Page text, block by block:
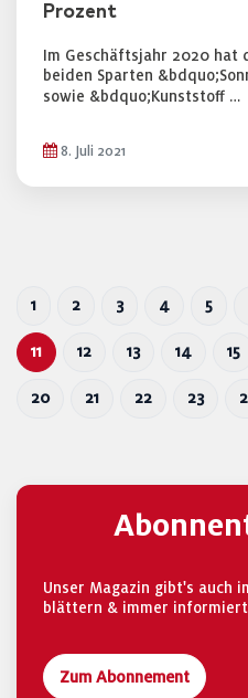
Prozent
Im Geschäftsjahr 2020 hat
beiden Sparten
sowie &bdquo;Kunststoff …
8. Juli 2021
1 2 3 4 5
11 12 13 14 15
20 21 22 23
Unser Magazin gibt's auch
blättern & immer
Zum Abonnement